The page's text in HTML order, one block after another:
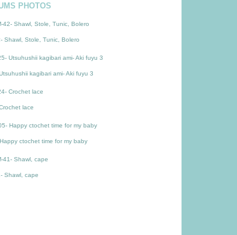
PHOTOS
Shawl, Stole, Tunic, Bolero
kagibari ami- Aki fuyu 3
lace
ctochet time for my baby
Shawl, cape